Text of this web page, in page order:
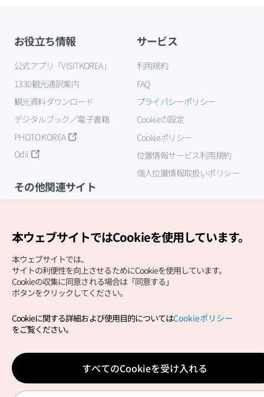
お役立ち情報
公式アプリ「VISITKOREA」
1330観光通訳案内
観光資料ダウンロード
デジタルブック／電子書籍
PHOTO KOREA
Odii
サービス
利用規約
FAQ
プライバシーポリシー
Cookieの設定
Cookieポリシー
位置情報サービス利用規約
個人位置情報取扱いポリシー
その他関連サイト
Copyright (c) Korea Tourism Organization All Rights
サイトエラー報告公式メール
japanese@knto.or.kr
本ウェブサイトではCookieを使用しています。
本ウェブサイトでは、
サイトの利便性を向上させるためにCookieを使用しています。
Cookieの収集に同意される場合は「同意する」
ボタンをクリックしてください。
Cookieに関する詳細および使用目的についてはCookieポリシー
をご覧ください。
すべてのCookieを受け入れる